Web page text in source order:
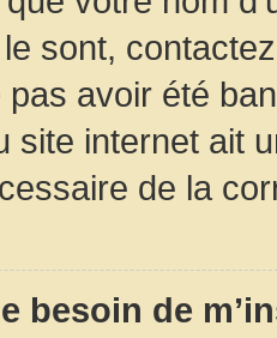
le sont,
avoir été
site internet ait
de la
besoin de